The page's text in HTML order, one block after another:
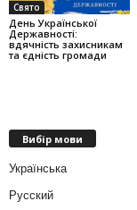
Свято
День Української
Державності:
вдячність захисникам
та єдність громади
Вибір мови
Українська
Русский